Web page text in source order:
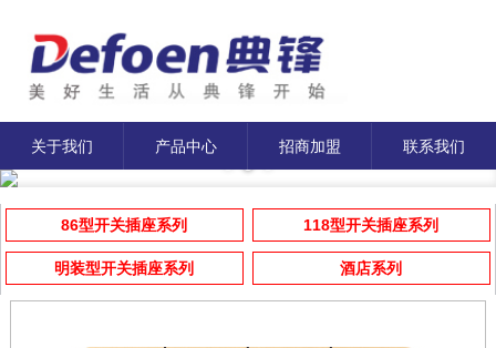
关于我们 产品中心 招商加盟 联系我们
86型开关插座系列 118型开关插座系列
明装型开关插座系列 酒店系列